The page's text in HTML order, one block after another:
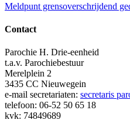
Meldpunt grensoverschrijdend
Contact
Parochie H. Drie-eenheid
t.a.v. Parochiebestuur
Merelplein 2
3435 CC Nieuwegein
e-mail secretariaten: secretaris
telefoon: 06-52 50 65 18
kvk: 74849689